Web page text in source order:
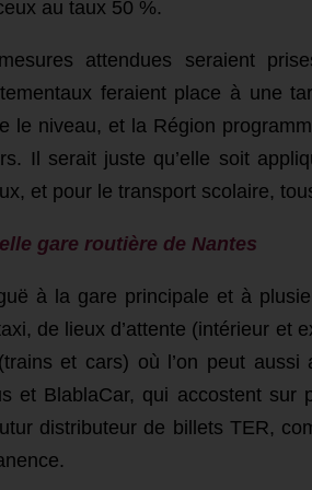
au taux 50 %.
attendues seraient
feraient place à une
le niveau, et la Région p
Il serait juste qu’elle soit
et pour le transport scolaire,
gare routière de Nantes
à la gare principale et à
de lieux d’attente (intérieur et
et cars) où l’on peut
et BlablaCar, qui accostent sur
distributeur de billets TER,